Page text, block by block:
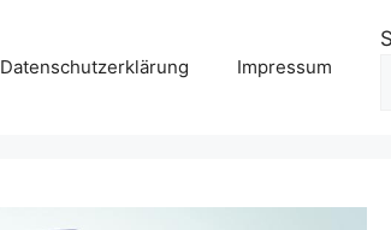
Datenschutzerklärung Impressum